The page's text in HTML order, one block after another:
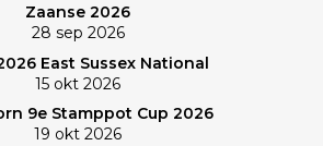
Zaanse 2026
28 sep 2026
East Sussex National
15 okt 2026
9e Stamppot Cup 2026
19 okt 2026